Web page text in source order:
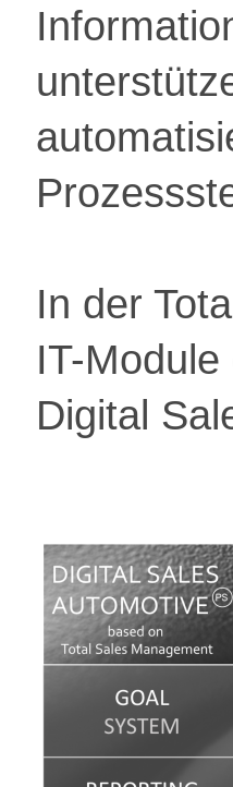
In der
IT-
Digital